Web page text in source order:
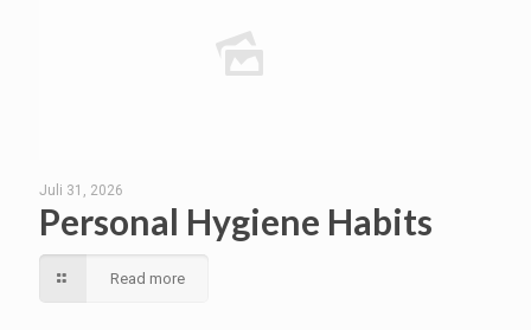
Juli 31, 2026
Personal Hygiene Habits
Read more